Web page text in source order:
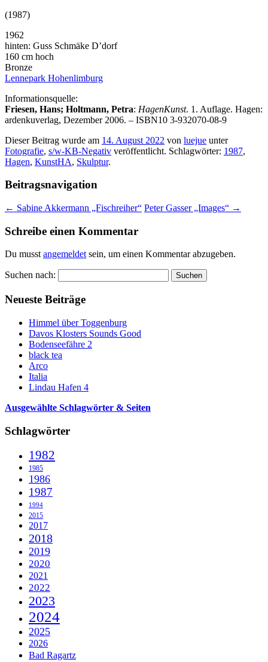
(1987)
1962
hinten: Guss Schmäke D’dorf
160 cm hoch
Bronze
Lennepark Hohenlimburg
Informationsquelle:
Friesen, Hans; Holtmann, Petra: HagenKunst. 1. Auflage. Hagen:
ardenkuverlag, Dezember 2006. – ISBN10 3-932070-08-9
Dieser Beitrag wurde am 14. August 2022 von luejue unter
Fotografie, s/w-KB-Negativ veröffentlicht. Schlagwörter: 1987,
Hagen, KunstHA, Skulptur.
Beitragsnavigation
← Sabine Akkermann „Fischreiher“ Peter Gasser „Images“ →
Schreibe einen Kommentar
Du musstangemeldetsein, um einen Kommentar abzugeben.
Suchen nach:
Neueste Beiträge
Himmel über Toggenburg
Davos Klosters Sounds Good
Bodenseefähre 2
black tea
Arco
Italia
Lindau Hafen 4
Ausgewählte Schlagwörter & Seiten
Schlagwörter
1982
1985
1986
1987
1994
2015
2017
2018
2019
2020
2021
2022
2023
2024
2025
2026
Bad Ragartz